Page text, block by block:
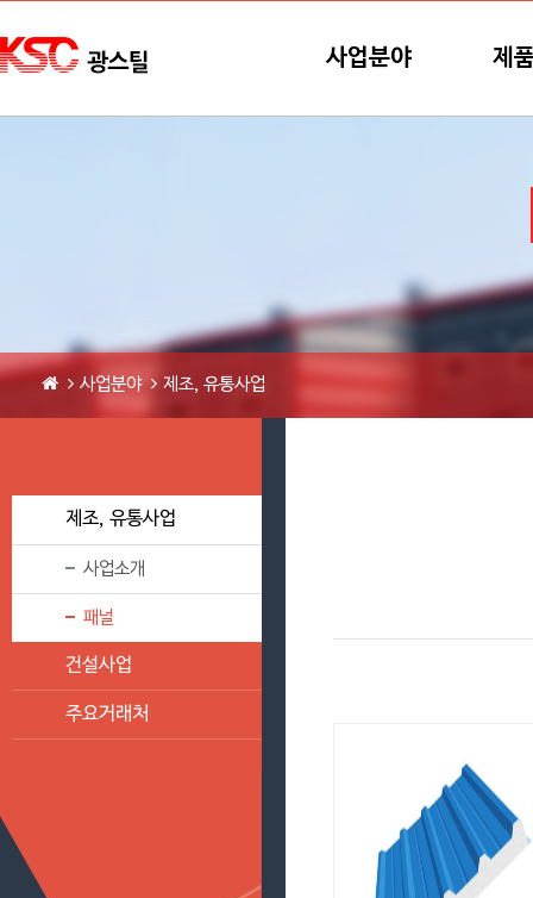
메뉴바로가기
사업분야 제
제조, 유통사업
사업소개
패널
건설사업
주요거래처
사업분야 제조, 유통사업